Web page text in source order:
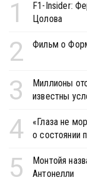
1
F1-Insider:
Цолова
2 Фильм о
3
Миллионы
известны
4
«Глаза не
о состоянии
5
Монтойя
Антонелли